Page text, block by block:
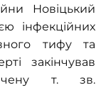
Новіцький
інфекційних
тифу та
закінчував
т. зв.